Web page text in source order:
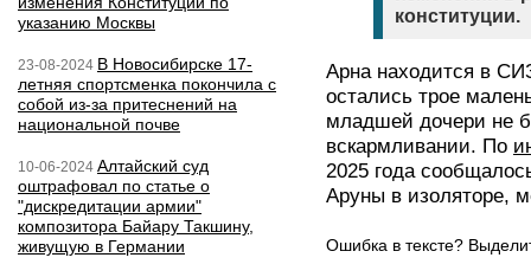
указанию Москвы
23-08-2024 В Новосибирске 17-
летняя спортсменка покончила с
собой из-за притеснений на
национальной почве
10-06-2024 Алтайский суд
оштрафовал по статье о
"дискредитации армии"
композитора Байару Такшину,
живущую в Германии
конституции.
Арна находится в
остались трое
младшей дочери не
вскармливании. По
2025 года
Аруны в изоляторе,
Ошибка в тексте?